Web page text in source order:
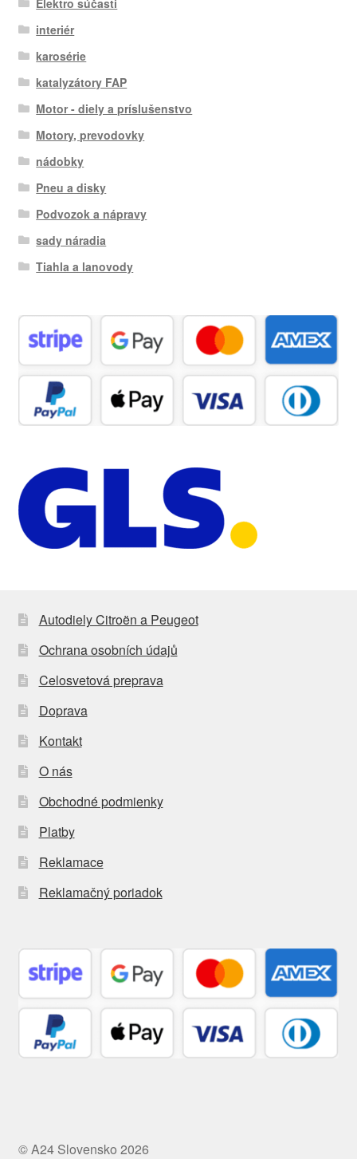
interiér
karosérie
katalyzátory FAP
Motor - diely a príslušenstvo
Motory, prevodovky
nádobky
Pneu a disky
Podvozok a nápravy
sady náradia
Tiahla a lanovody
Autodiely Citroën a Peugeot
Ochrana osobních údajů
Celosvetová preprava
Doprava
Kontakt
O nás
Obchodné podmienky
Platby
Reklamace
Reklamačný poriadok
© A24 Slovensko 2026